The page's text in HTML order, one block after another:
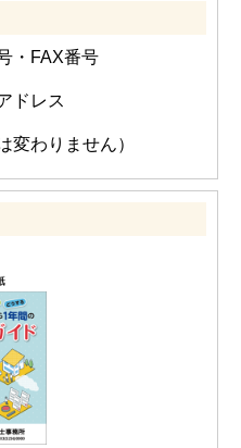
・FAX番号
ドレス
変わりません）